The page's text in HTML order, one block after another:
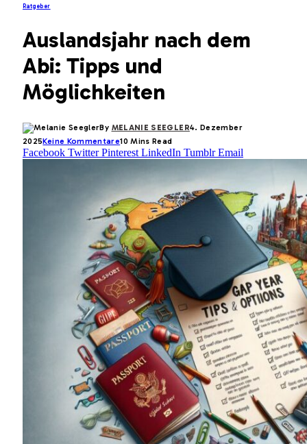
Ratgeber
Auslandsjahr nach dem
Abi: Tipps und
Möglichkeiten
By MELANIE SEEGLER4. Dezember
2025Keine Kommentare10 Mins Read
Facebook Twitter Pinterest LinkedIn Tumblr Email